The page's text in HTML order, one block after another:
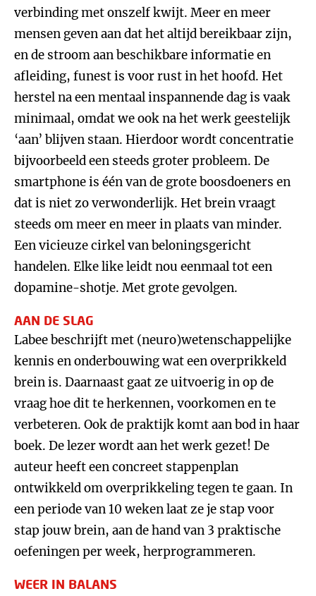
verbinding met onszelf kwijt. Meer en meer
mensen geven aan dat het altijd bereikbaar zijn,
en de stroom aan beschikbare informatie en
afleiding, funest is voor rust in het hoofd. Het
herstel na een mentaal inspannende dag is vaak
minimaal, omdat we ook na het werk geestelijk
‘aan’ blijven staan. Hierdoor wordt concentratie
bijvoorbeeld een steeds groter probleem. De
smartphone is één van de grote boosdoeners en
dat is niet zo verwonderlijk. Het brein vraagt
steeds om meer en meer in plaats van minder.
Een vicieuze cirkel van beloningsgericht
handelen. Elke like leidt nou eenmaal tot een
dopamine-shotje. Met grote gevolgen.
AAN DE SLAG
Labee beschrijft met (neuro)wetenschappelijke
kennis en onderbouwing wat een overprikkeld
brein is. Daarnaast gaat ze uitvoerig in op de
vraag hoe dit te herkennen, voorkomen en te
verbeteren. Ook de praktijk komt aan bod in haar
boek. De lezer wordt aan het werk gezet! De
auteur heeft een concreet stappenplan
ontwikkeld om overprikkeling tegen te gaan. In
een periode van 10 weken laat ze je stap voor
stap jouw brein, aan de hand van 3 praktische
oefeningen per week, herprogrammeren.
WEER IN BALANS